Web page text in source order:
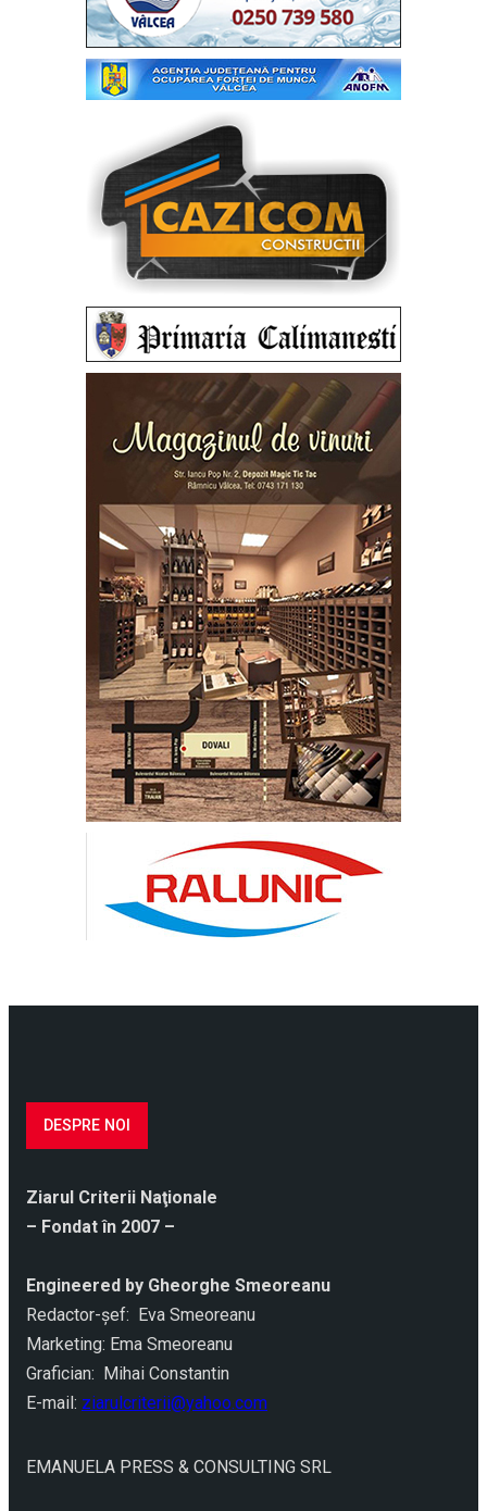
DESPRE NOI
Ziarul Criterii Naţionale
– Fondat în 2007 –
Engineered by Gheorghe Smeoreanu
Redactor-şef: Eva Smeoreanu
Marketing: Ema Smeoreanu
Grafician: Mihai Constantin
E-mail: ziarulcriterii@yahoo.com
EMANUELA PRESS & CONSULTING SRL